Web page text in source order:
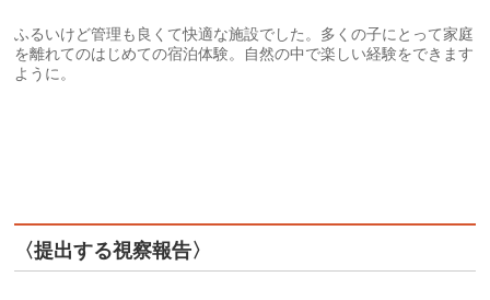
ふるいけど管理も良くて快適な施設でした。多くの子にとって家庭
を離れてのはじめての宿泊体験。自然の中で楽しい経験をできます
ように。
〈提出する視察報告〉